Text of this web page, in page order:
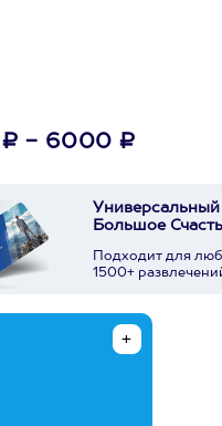
- 6000 ₽
Большое
Подходит для
1500+